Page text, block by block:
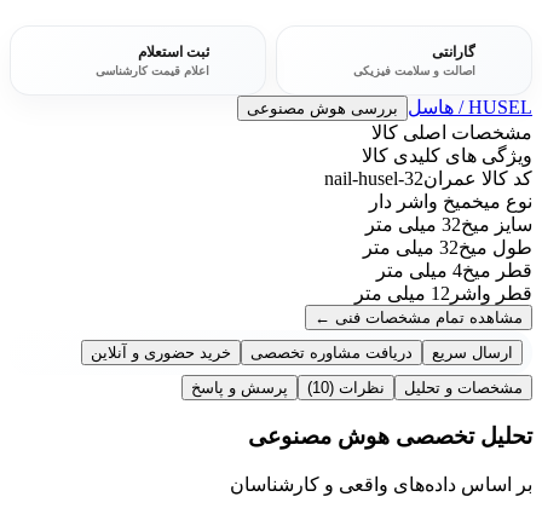
گارانتی
اصالت و سلامت فیزیکی
ثبت استعلام
اعلام قیمت کارشناسی
HUSEL / هاسل بررسی هوش مصنوعی
مشخصات اصلی کالا
ویژگی های کلیدی کالا
کد کالا عمرانnail-husel-32
نوع میخمیخ واشر دار
سایز میخ32 میلی متر
طول میخ32 میلی متر
قطر میخ4 میلی متر
قطر واشر 12 میلی متر
مشاهده تمام مشخصات فنی ←
ارسال سریع
دریافت مشاوره تخصصی
خرید حضوری و آنلاین
مشخصات و تحلیل
نظرات (10) پرسش و پاسخ
تحلیل تخصصی هوش مصنوعی
بر اساس داده‌های واقعی و کارشناسان